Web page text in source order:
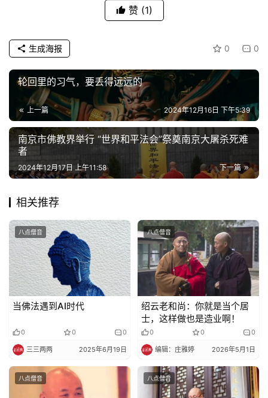
责
明
赞 (1)
0 0
生成海报
轮回里的习气，要丢得远远的
上一篇 2024年12月16日 下午5:39
南京市佛教界举行 “世界和平法会”祭奠南京大屠杀死难
者
下一篇
2024年12月17日 上午11:58
相关推荐
八点僧音
当佛法遇到AI时代
0 0 0
三三两两 2025年6月19日
八点僧音
绍云老和尚：你就是当个居
士，这样做也是造业啊！
0 0 0
编辑：庄雅婷 2026年5月1日
八点僧音 八点僧音